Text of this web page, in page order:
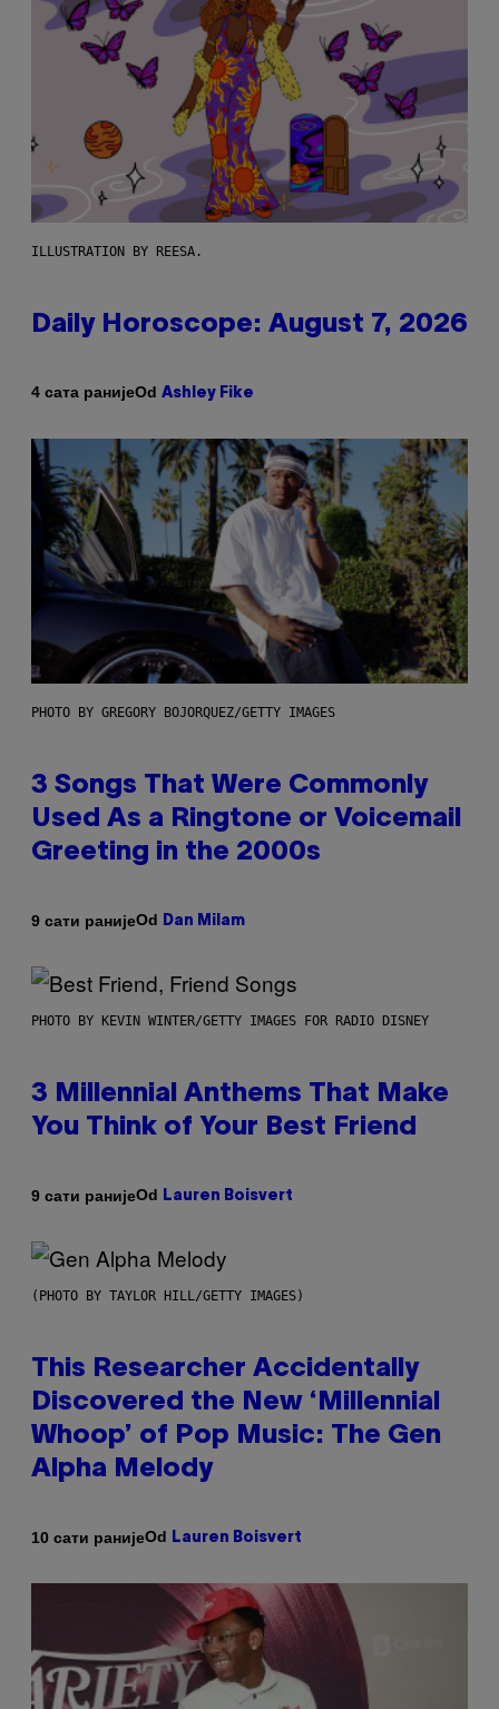
ILLUSTRATION BY REESA.
Daily Horoscope: August 7, 2026
4 сата ранијеOd Ashley Fike
PHOTO BY GREGORY BOJORQUEZ/GETTY IMAGES
3 Songs That Were Commonly
Used As a Ringtone or Voicemail
Greeting in the 2000s
9 сати ранијеOd Dan Milam
PHOTO BY KEVIN WINTER/GETTY IMAGES FOR RADIO DISNEY
3 Millennial Anthems That Make
You Think of Your Best Friend
9 сати ранијеOd Lauren Boisvert
(PHOTO BY TAYLOR HILL/GETTY IMAGES)
This Researcher Accidentally
Discovered the New ‘Millennial
Whoop’ of Pop Music: The Gen
Alpha Melody
10 сати ранијеOd Lauren Boisvert